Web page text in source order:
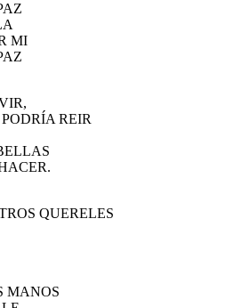
MI
REIR
QUERELES
MANOS